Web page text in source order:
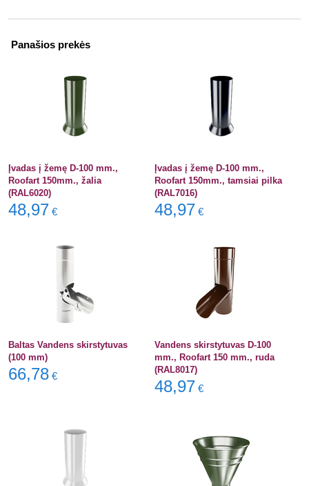
Panašios prekės
Įvadas į žemę D-100 mm.,
Roofart 150mm., žalia
(RAL6020)
48,97 €
Įvadas į žemę D-100 mm.,
Roofart 150mm., tamsiai pilka
(RAL7016)
48,97 €
Baltas Vandens skirstytuvas
(100 mm)
66,78 €
Vandens skirstytuvas D-100
mm., Roofart 150 mm., ruda
(RAL8017)
48,97 €